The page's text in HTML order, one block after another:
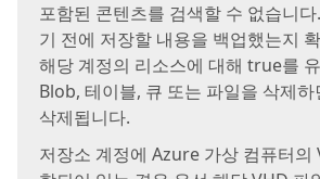
포함된 콘텐츠를 검색할 수 없습니
기 전에 저장할 내용을 백업했는지
해당 계정의 리소스에 대해 true를
Blob, 테이블, 큐 또는 파일을 삭제
삭제됩니다.
저장소 계정에 Azure 가상 컴퓨터의